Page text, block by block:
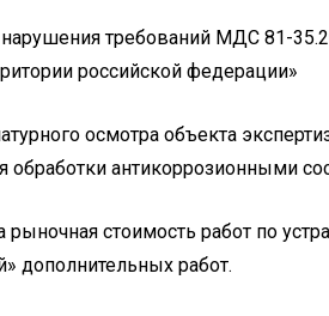
требований МДС 81-
российской федерации»
осмотра объекта
обработки антикоррозионными
рыночная стоимость работ по
дополнительных работ.